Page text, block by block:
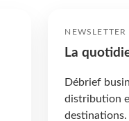
NEWSLETTER
La
Débrief
distribution
destinations.